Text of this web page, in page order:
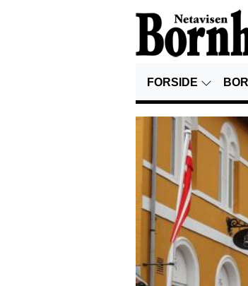
FORSIDE